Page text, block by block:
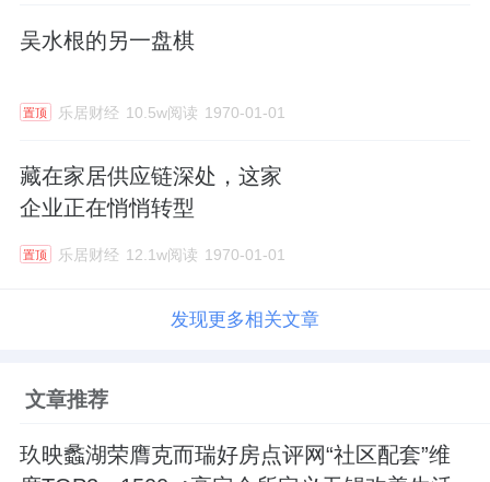
吴水根的另一盘棋
置顶 乐居财经 10.5w阅读 1970-01-01
藏在家居供应链深处，这家
企业正在悄悄转型
置顶 乐居财经 12.1w阅读 1970-01-01
发现更多相关文章
文章推荐
玖映蠡湖荣膺克而瑞好房点评网“社区配套”维